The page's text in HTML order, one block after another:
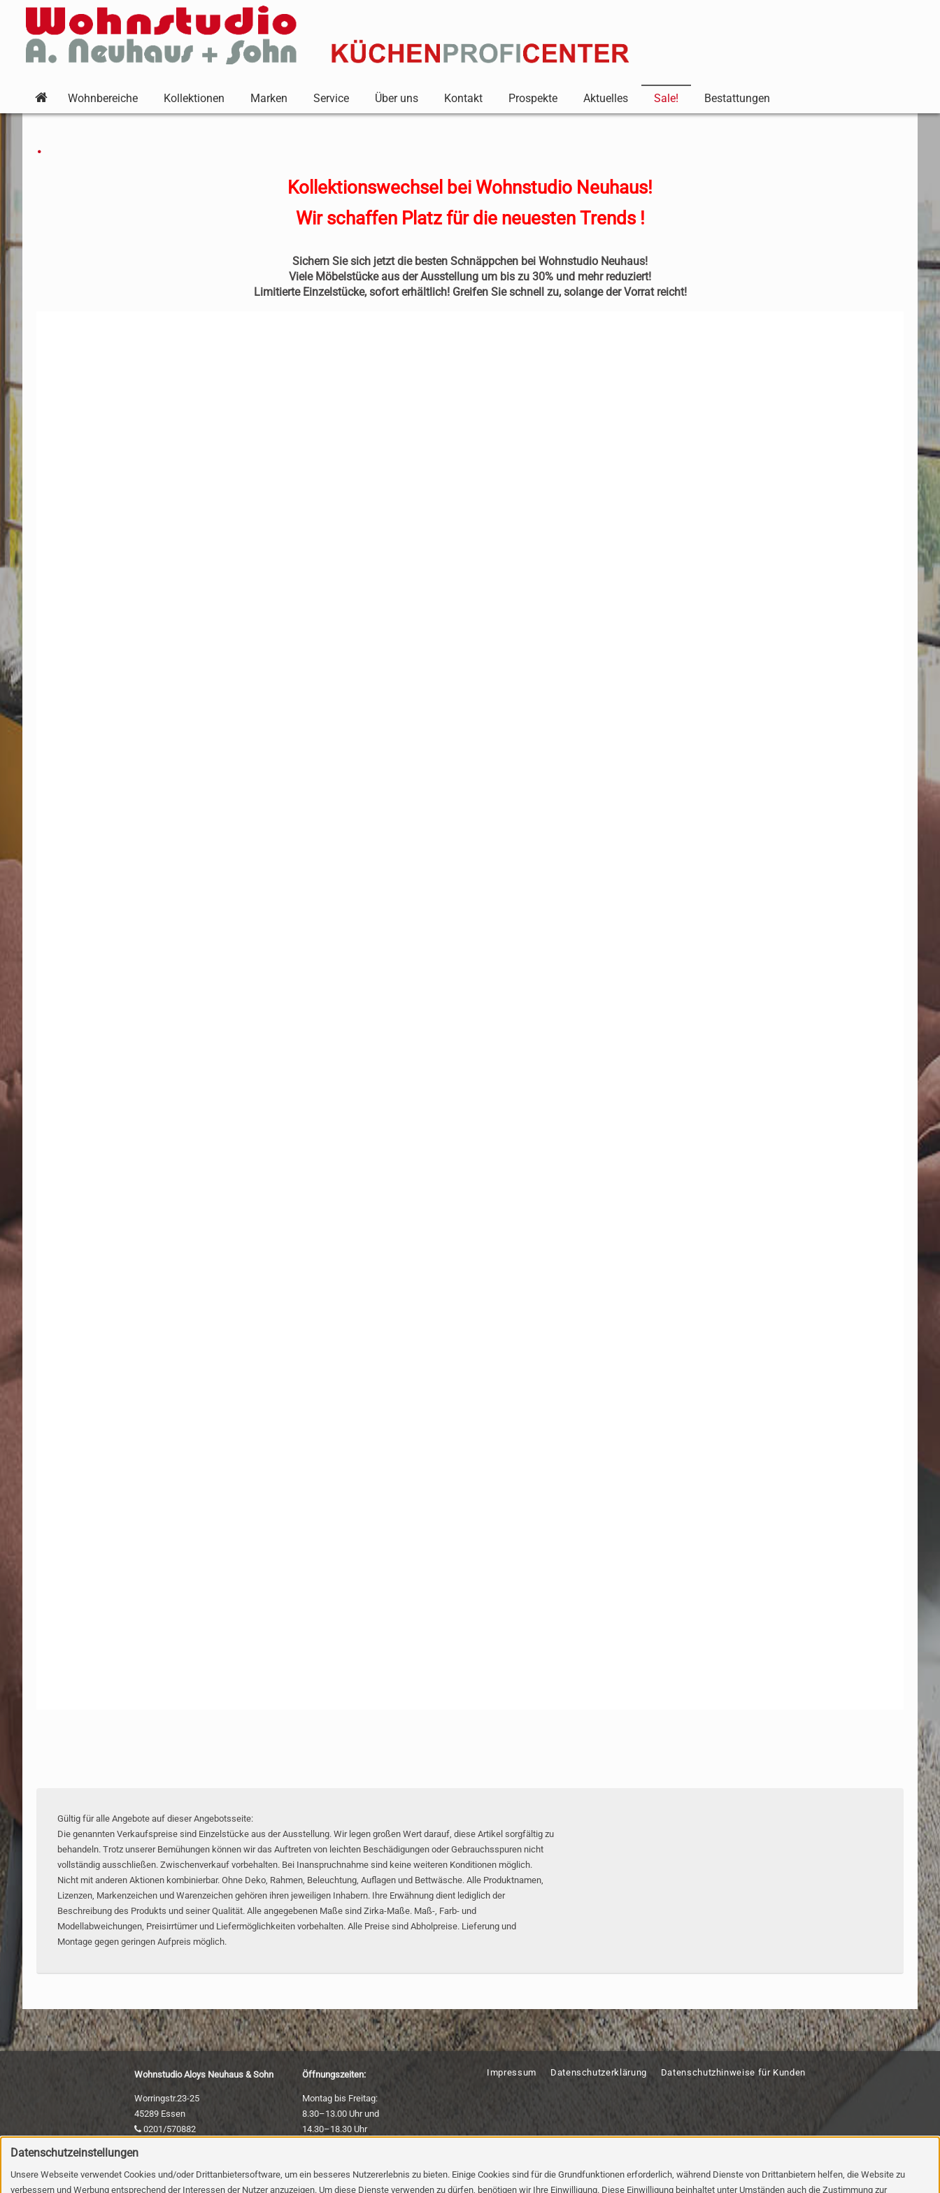
Wohnbereiche Kollektionen Marken Service Über uns Kontakt Prospekte Aktuelles Sale! Bestattungen
.
Kollektionswechsel bei Wohnstudio Neuhaus!
Wir schaffen Platz für die neuesten Trends !
Sichern Sie sich jetzt die besten Schnäppchen bei Wohnstudio Neuhaus!
Viele Möbelstücke aus der Ausstellung um bis zu 30% und mehr reduziert!
Limitierte Einzelstücke, sofort erhältlich! Greifen Sie schnell zu, solange der Vorrat reicht!
Gültig für alle Angebote auf dieser Angebotsseite:
Die genannten Verkaufspreise sind Einzelstücke aus der Ausstellung. Wir legen großen Wert darauf, diese Artikel sorgfältig zu
behandeln. Trotz unserer Bemühungen können wir das Auftreten von leichten Beschädigungen oder Gebrauchsspuren nicht
vollständig ausschließen. Zwischenverkauf vorbehalten. Bei Inanspruchnahme sind keine weiteren Konditionen möglich.
Nicht mit anderen Aktionen kombinierbar. Ohne Deko, Rahmen, Beleuchtung, Auflagen und Bettwäsche. Alle Produktnamen,
Lizenzen, Markenzeichen und Warenzeichen gehören ihren jeweiligen Inhabern. Ihre Erwähnung dient lediglich der
Beschreibung des Produkts und seiner Qualität. Alle angegebenen Maße sind Zirka-Maße. Maß-, Farb- und
Modellabweichungen, Preisirrtümer und Liefermöglichkeiten vorbehalten. Alle Preise sind Abholpreise. Lieferung und
Montage gegen geringen Aufpreis möglich.
Wohnstudio Aloys Neuhaus & Sohn
Worringstr.23-25
45289 Essen
0201/570882
Öffnungszeiten:
Montag bis Freitag:
8.30–13.00 Uhr und
14.30–18.30 Uhr
9.00–13.00 Uhr
Datenschutzhinweise für Kunden
Datenschutzerklärung
Impressum
Datenschutzeinstellungen
Unsere Webseite verwendet Cookies und/oder Drittanbietersoftware, um ein besseres Nutzererlebnis zu bieten. Einige Cookies sind für die Grundfunktionen erforderlich, während Dienste von Drittanbietern helfen, die Website zu
verbessern und Werbung entsprechend der Interessen der Nutzer anzuzeigen. Um diese Dienste verwenden zu dürfen, benötigen wir Ihre Einwilligung. Diese Einwilligung beinhaltet unter Umständen auch die Zustimmung zur